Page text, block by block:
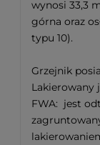
wynosi 33,3
górna oraz
typu 10).
Grzejnik
Lakierowany
FWA: jest